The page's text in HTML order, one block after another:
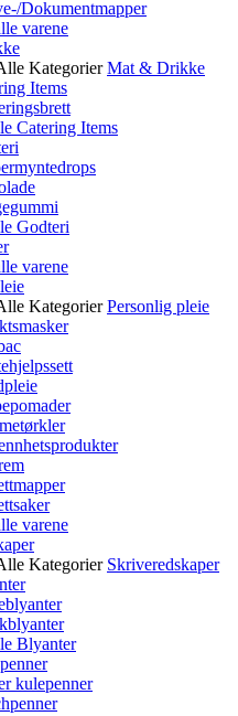
Dokumentmapper
varene
Kategorier Mat & Drikke
Items
Catering Items
Godteri
varene
Kategorier Personlig pleie
varene
Kategorier Skriveredskaper
Blyanter
kulepenner